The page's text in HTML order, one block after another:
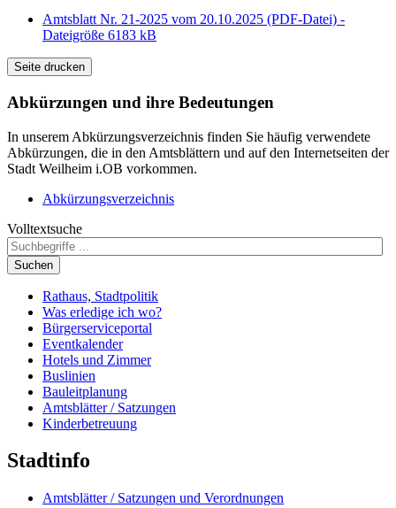
Amtsblatt Nr. 21-2025 vom 20.10.2025 (PDF-Datei) -
Dateigröße 6183 kB
Seite drucken
Abkürzungen und ihre Bedeutungen
In unserem Abkürzungsverzeichnis finden Sie häufig verwendete
Abkürzungen, die in den Amtsblättern und auf den Internetseiten der
Stadt Weilheim i.OB vorkommen.
Abkürzungsverzeichnis
Volltextsuche
Suchen
Rathaus, Stadtpolitik
Was erledige ich wo?
Bürgerserviceportal
Eventkalender
Hotels und Zimmer
Buslinien
Bauleitplanung
Amtsblätter / Satzungen
Kinderbetreuung
Stadtinfo
Amtsblätter / Satzungen und Verordnungen